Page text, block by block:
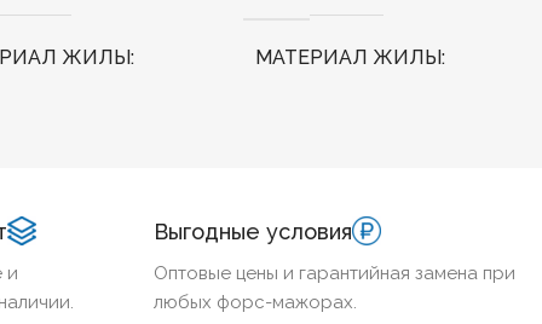
ЖИЛЫ МАТЕРИАЛ ЖИЛЫ
ХЛАДОСТОЙКИЙ
и
Выгодные условия
Оптовые цены и гарантийная замена при
любых форс-мажорах.